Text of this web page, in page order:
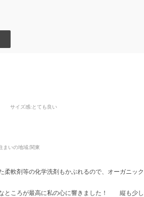
サイズ感:とても良い
まいの地域:関東
柔軟剤等の化学洗剤もかぶれるので、オーガニッ
ところが最高に私の心に響きました！ 縦も少し